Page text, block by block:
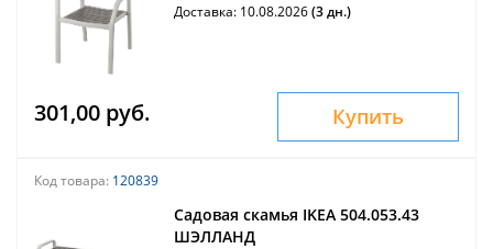
Доставка: 10.08.2026(3 дн.)
301,00 руб. Купить
Код товара: 120839
Садовая скамья IKEA 504.053.43
ШЭЛЛАНД